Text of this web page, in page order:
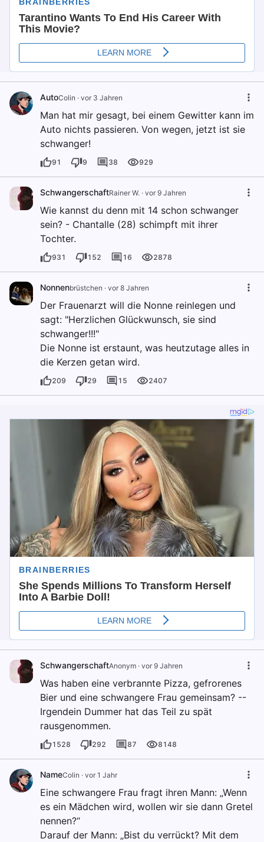
AutoColin · vor 3 Jahren
Man hat mir gesagt, bei einem Gewitter kann im
Auto nichts passieren. Von wegen, jetzt ist sie
schwanger!
91 9 38 929
SchwangerschaftRainer W. · vor 9 Jahren
Wie kannst du denn mit 14 schon schwanger
sein? - Chantalle (28) schimpft mit ihrer
Tochter.
931 152 16 2878
Nonnenbrüstchen · vor 8 Jahren
Der Frauenarzt will die Nonne reinlegen und
sagt: "Herzlichen Glückwunsch, sie sind
schwanger!!!"
Die Nonne ist erstaunt, was heutzutage alles in
die Kerzen getan wird.
209 29 15 2407
SchwangerschaftAnonym · vor 9 Jahren
Was haben eine verbrannte Pizza, gefrorenes
Bier und eine schwangere Frau gemeinsam? --
Irgendein Dummer hat das Teil zu spät
rausgenommen.
1528 292 87 8148
NameColin · vor 1 Jahr
Eine schwangere Frau fragt ihren Mann: „Wenn
es ein Mädchen wird, wollen wir sie dann Gretel
nennen?“
Darauf der Mann: „Bist du verrückt? Mit dem